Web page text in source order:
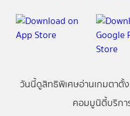
วันนี้ดูสิทธิพิเศษอ่านเกมตาตั้ง
คอมมูนิตี้บริกา